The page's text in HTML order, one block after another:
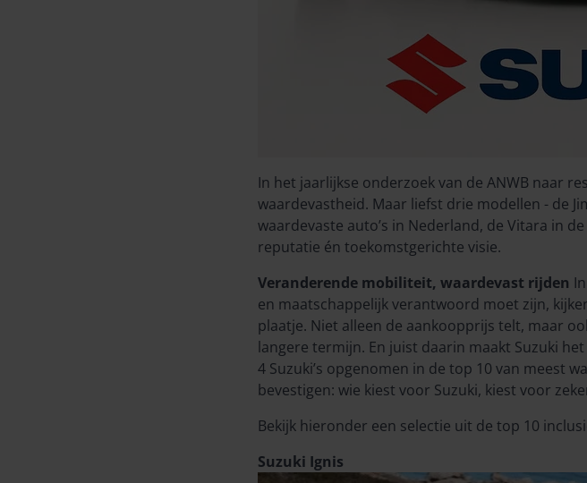
In het jaarlijkse onderzoek van de ANWB naar
waardevastheid. Maar liefst drie modellen - de
waardevaste auto’s in Nederland, de Vitara in
reputatie én toekomstgerichte visie.
Veranderende mobiliteit, waardevast rijden
en maatschappelijk verantwoord moet zijn,
plaatje. Niet alleen de aankoopprijs telt, maar
langere termijn. En juist daarin maakt Suzuki
4 Suzuki’s opgenomen in de top 10 van meest
bevestigen: wie kiest voor Suzuki, kiest voor
Bekijk hieronder een selectie uit de top 10
Suzuki Ignis